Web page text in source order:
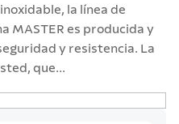
la línea de
MASTER es producida y
y resistencia. La
que...